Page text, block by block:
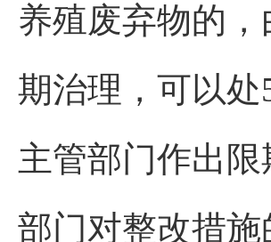
养殖废弃物的
期治理，可以
主管部门作出
部门对整改措